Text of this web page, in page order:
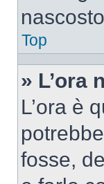
Top
» L’ora
L’ora è
fosse,